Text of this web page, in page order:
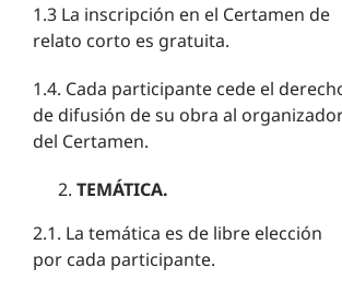
1.3 La inscripción en el Certamen de
relato corto es gratuita.
1.4. Cada participante cede el
de difusión de su obra al
del Certamen.
TEMÁTICA.
2.1. La temática es de libre elección
por cada participante.